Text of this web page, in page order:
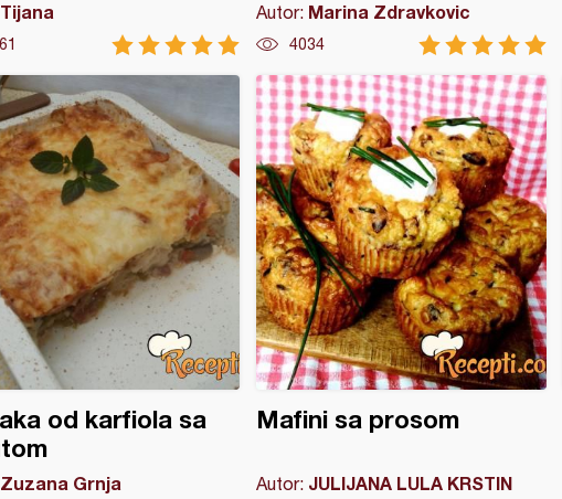
Tijana Autor: Marina Zdravkovic
4034
od karfiola sa
Zuzana Grnja
Mafini sa prosom
Autor: JULIJANA LULA KRSTIN